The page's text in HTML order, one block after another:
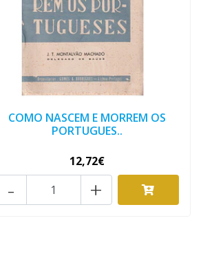
COMO NASCEM E MORREM OS
PORTUGUES..
12,72€
+
-